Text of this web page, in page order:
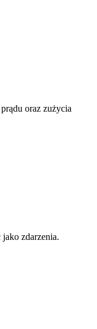
oraz zużycia
zdarzenia.